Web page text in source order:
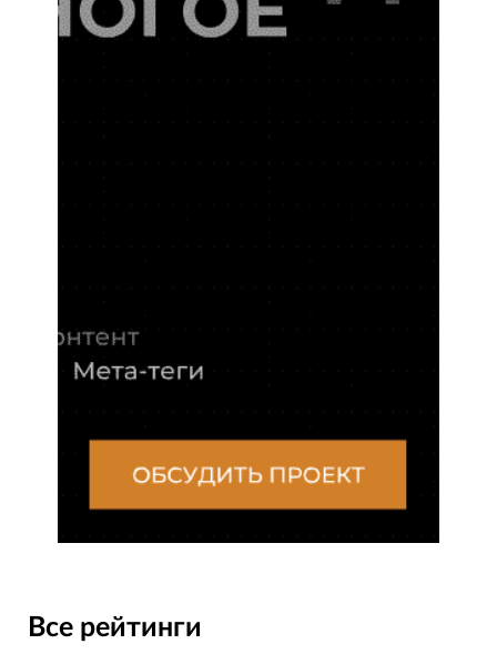
Все рейтинги